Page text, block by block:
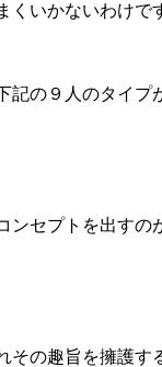
いかないわけで
記の９人のタイプ
セプトを出すの
の趣旨を擁護す